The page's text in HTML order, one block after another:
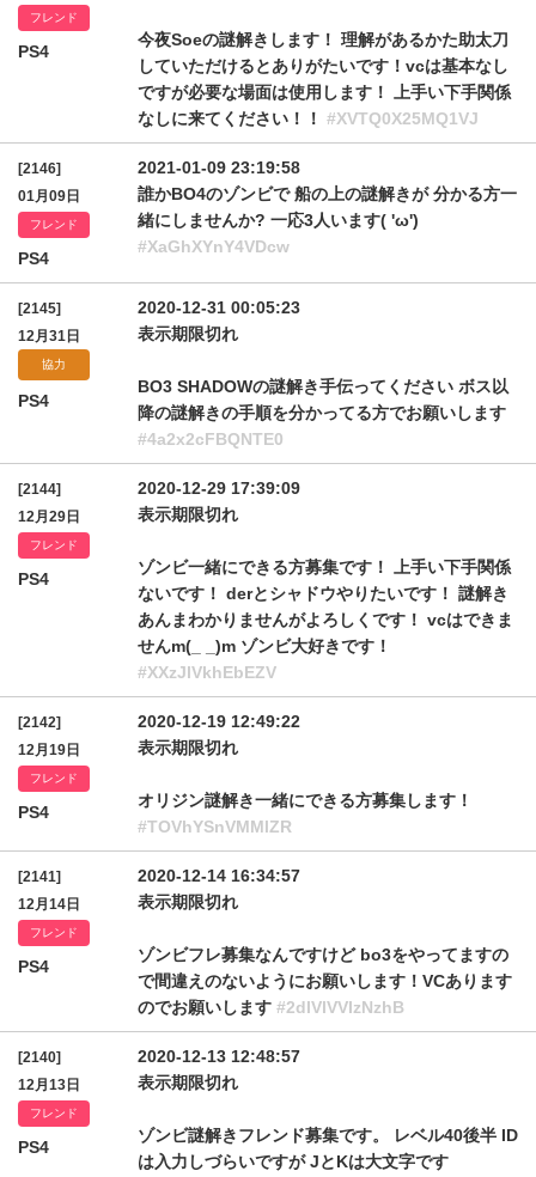
フレンド
PS4
今夜Soeの謎解きします！ 理解があるかた助太刀
していただけるとありがたいです！vcは基本なし
ですが必要な場面は使用します！ 上手い下手関係
なしに来てください！！ #XVTQ0X25MQ1VJ
[2146]
01月09日
フレンド
PS4
2021-01-09 23:19:58
誰かBO4のゾンビで 船の上の謎解きが 分かる方一
緒にしませんか? 一応3人います( 'ω')
#XaGhXYnY4VDcw
[2145]
12月31日
協力
PS4
2020-12-31 00:05:23
表示期限切れ
BO3 SHADOWの謎解き手伝ってください ボス以
降の謎解きの手順を分かってる方でお願いします
#4a2x2cFBQNTE0
[2144]
12月29日
フレンド
PS4
2020-12-29 17:39:09
表示期限切れ
ゾンビ一緒にできる方募集です！ 上手い下手関係
ないです！ derとシャドウやりたいです！ 謎解き
あんまわかりませんがよろしくです！ vcはできま
せんm(_ _)m ゾンビ大好きです！
#XXzJlVkhEbEZV
[2142]
12月19日
フレンド
PS4
2020-12-19 12:49:22
表示期限切れ
オリジン謎解き一緒にできる方募集します！
#TOVhYSnVMMlZR
[2141]
12月14日
フレンド
PS4
2020-12-14 16:34:57
表示期限切れ
ゾンビフレ募集なんですけど bo3をやってますの
で間違えのないようにお願いします！VCあります
のでお願いします #2dlVlVVIzNzhB
[2140]
12月13日
フレンド
PS4
2020-12-13 12:48:57
表示期限切れ
ゾンビ謎解きフレンド募集です。 レベル40後半 ID
は入力しづらいですが JとKは大文字です